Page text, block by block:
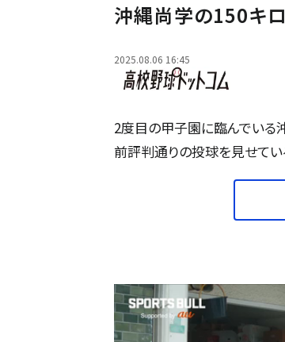
沖縄尚学の150キ
2025.08.06 16:45
2度目の甲子園に臨んでいる
前評判通りの投球を見せて